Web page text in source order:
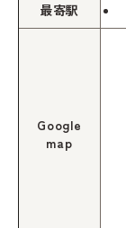
最寄駅
Google
map